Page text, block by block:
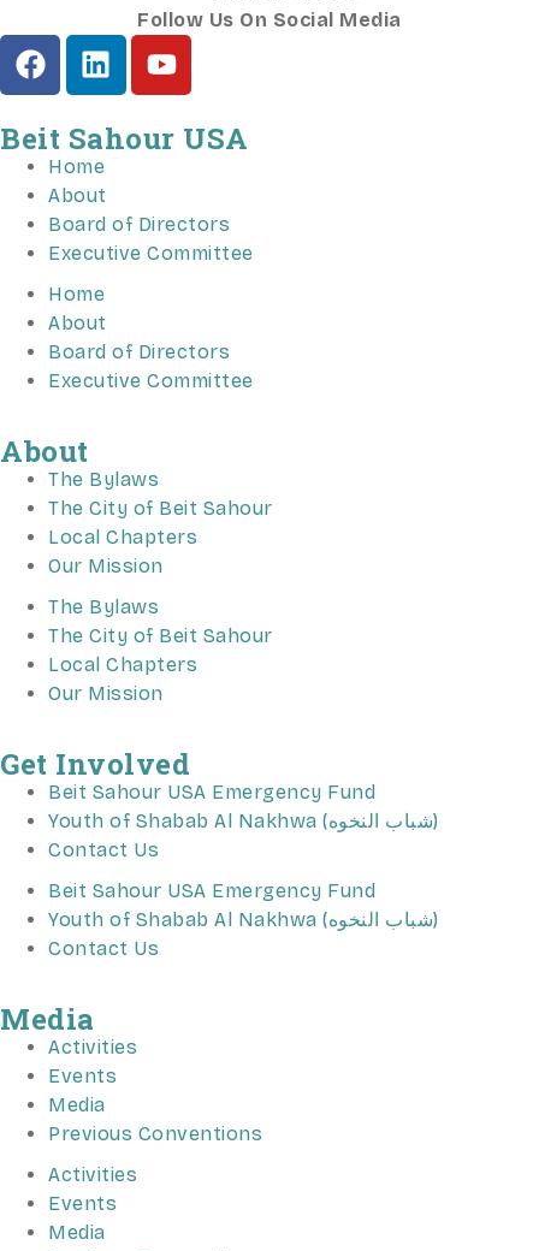
Follow Us On Social Media
Beit Sahour USA
Home
About
Board of Directors
Executive Committee
Home
About
Board of Directors
Executive Committee
About
The Bylaws
The City of Beit Sahour
Local Chapters
Our Mission
The Bylaws
The City of Beit Sahour
Local Chapters
Our Mission
Get Involved
Beit Sahour USA Emergency Fund
Youth of Shabab Al Nakhwa (شباب النخوه)
Contact Us
Beit Sahour USA Emergency Fund
Youth of Shabab Al Nakhwa (شباب النخوه)
Contact Us
Media
Activities
Events
Media
Previous Conventions
Activities
Events
Media